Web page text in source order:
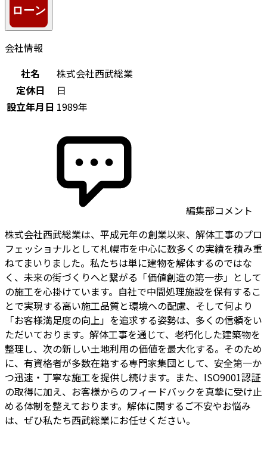
会社情報
社名
株式会社西武総業
定休日
日
設立年月日 1989年
編集部コメント
株式会社西武総業は、平成元年の創業以来、解体工事のプロ
フェッショナルとして札幌市を中心に数多くの実績を積み重
ねてまいりました。私たちは単に建物を解体するのではな
く、未来の街づくりへと繋がる「価値創造の第一歩」として
の施工を心掛けています。自社で中間処理施設を保有するこ
とで実現する高い施工品質と環境への配慮、そして何より
「お客様満足度の向上」を追求する姿勢は、多くの信頼をい
ただいております。解体工事を通じて、老朽化した建築物を
整理し、次の新しい土地利用の価値を最大化する。そのため
に、有資格者が多数在籍する専門家集団として、安全第一か
つ迅速・丁寧な施工を提供し続けます。また、ISO9001認証
の取得に加え、お客様からのフィードバックを真摯に受け止
める体制を整えております。解体に関するご不安やお悩み
は、ぜひ私たち西武総業にお任せください。